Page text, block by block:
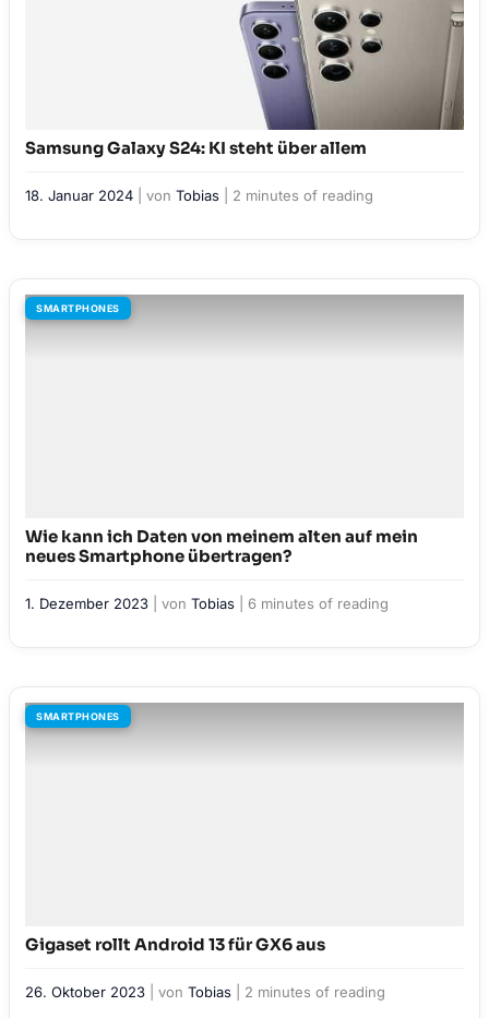
Samsung Galaxy S24: KI steht über allem
18. Januar 2024 | von Tobias 2 minutes of reading
Wie kann ich Daten von meinem alten auf mein
neues Smartphone übertragen?
1. Dezember 2023 | von Tobias 6 minutes of reading
SMARTPHONES
Gigaset rollt Android 13 für GX6 aus
26. Oktober 2023 | von Tobias 2 minutes of reading
SMARTPHONES